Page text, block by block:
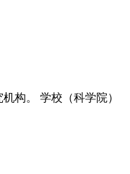
构。 学校（科学院）